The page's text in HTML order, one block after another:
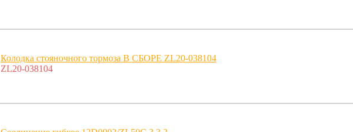
Колодка стояночного тормоза В СБОРЕ ZL20-038104
ZL20-038104